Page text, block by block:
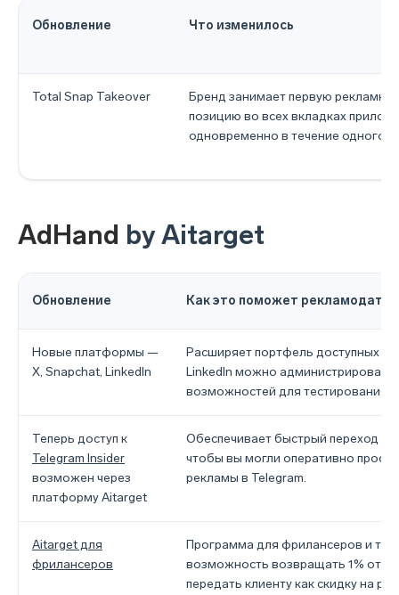
Обновление Что изменилось
Total Snap Takeover
Бренд занимает первую
позицию во всех вкладках
одновременно в течение одного
AdHand by Aitarget
Обновление Как это поможет
Новые платформы —
X, Snapchat, LinkedIn
Расширяет портфель доступных
LinkedIn можно
возможностей для тестирования
Теперь доступ к
Telegram Insider
возможен через
платформу Aitarget
Обеспечивает быстрый переход к
чтобы вы могли оперативно
рекламы в Telegram.
Aitarget для
фрилансеров
Программа для фрилансеров и
возможность возвращать 1% от
передать клиенту как скидку на